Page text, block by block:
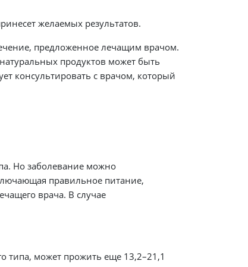
желаемых результатов.
предложенное лечащим врачом.
продуктов может быть
консультировать с врачом, который
Но заболевание можно
правильное питание,
врача. В случае
типа, может прожить еще 13,2–21,1